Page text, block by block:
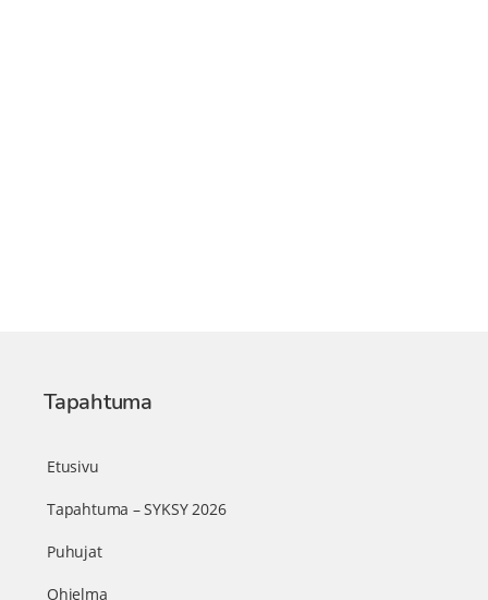
Tapahtuma
Etusivu
Tapahtuma – SYKSY 2026
Puhujat
Ohjelma